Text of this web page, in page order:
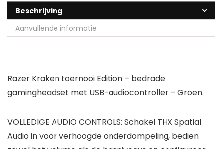
Beschrijving
Aanvullende informatie
Razer Kraken toernooi Edition – bedrade
gamingheadset met USB-audiocontroller – Groen.
VOLLEDIGE AUDIO CONTROLS: Schakel THX Spatial
Audio in voor verhoogde onderdompeling, bedien